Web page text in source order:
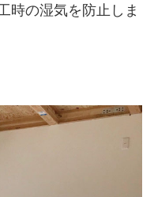
時の湿気を防止しま